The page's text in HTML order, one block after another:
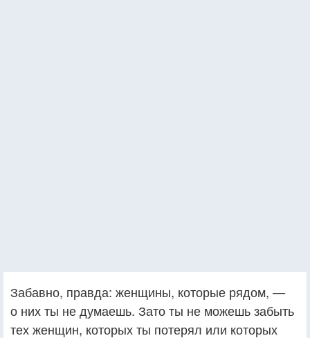
Забавно, правда: женщины, которые рядом, —
о них ты не думаешь. Зато ты не можешь забыть
тех женщин, которых ты потерял или которых